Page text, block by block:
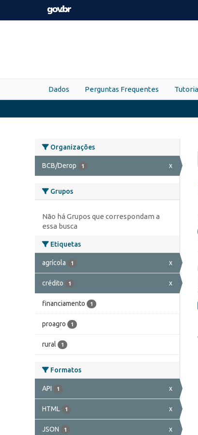
Skip to main content
Dados Perguntas Frequentes
Organizações
BCB/Derop 1 x
Grupos
Não há Grupos que correspondam a
essa busca
Etiquetas
agrícola 1 x
crédito 1 x
financiamento 1
proagro 1
rural 1
Formatos
API 1 x
HTML 1 x
JSON 1 x